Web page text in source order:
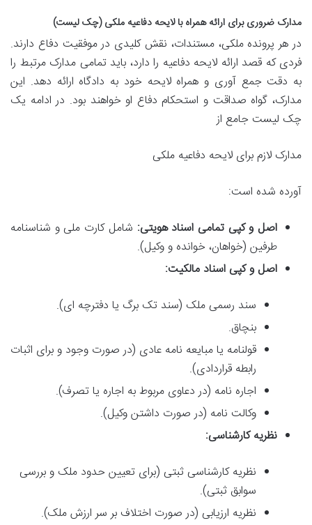
مدارک ضروری برای ارائه همراه با لایحه دفاعیه ملکی (چک لیست)
در هر پرونده ملکی، مستندات، نقش کلیدی در موفقیت دفاع دارند.
فردی که قصد ارائه لایحه دفاعیه را دارد، باید تمامی مدارک مرتبط را
به دقت جمع آوری و همراه لایحه خود به دادگاه ارائه دهد. این
مدارک، گواه صداقت و استحکام دفاع او خواهند بود. در ادامه یک
چک لیست جامع از
مدارک لازم برای لایحه دفاعیه ملکی
آورده شده است:
اصل و کپی تمامی اسناد هویتی: شامل کارت ملی و شناسنامه
طرفین (خواهان، خوانده و وکیل).
اصل و کپی اسناد مالکیت:
سند رسمی ملک (سند تک برگ یا دفترچه ای).
بنچاق.
قولنامه یا مبایعه نامه عادی (در صورت وجود و برای اثبات
رابطه قراردادی).
اجاره نامه (در دعاوی مربوط به اجاره یا تصرف).
وکالت نامه (در صورت داشتن وکیل).
نظریه کارشناسی:
نظریه کارشناسی ثبتی (برای تعیین حدود ملک و بررسی
سوابق ثبتی).
نظریه ارزیابی (در صورت اختلاف بر سر ارزش ملک).